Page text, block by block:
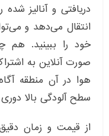
دریافتی و آنالیز شده
انتقال می‌دهد و
خود را ببینید. هم
صورت آنلاین به
هوا در آن منطقه
سطح آلودگی بالا دوری
از قیمت و زمان